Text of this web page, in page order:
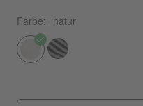
Farbe: natur